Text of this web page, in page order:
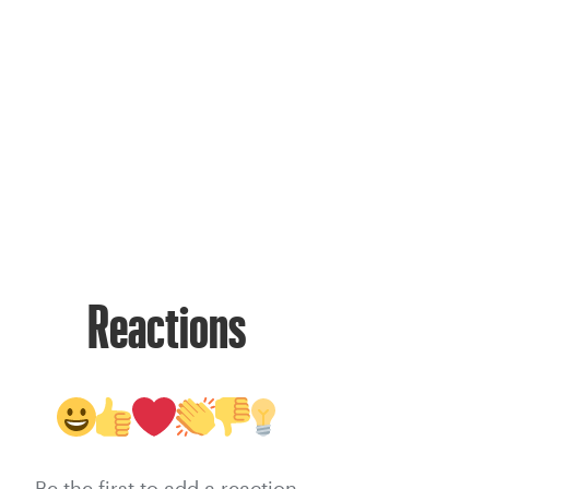
Reactions